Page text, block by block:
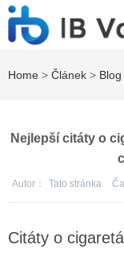
Home > Článek > Blog
Nejlepší citáty o
Autor： Tato stránka
Citáty o